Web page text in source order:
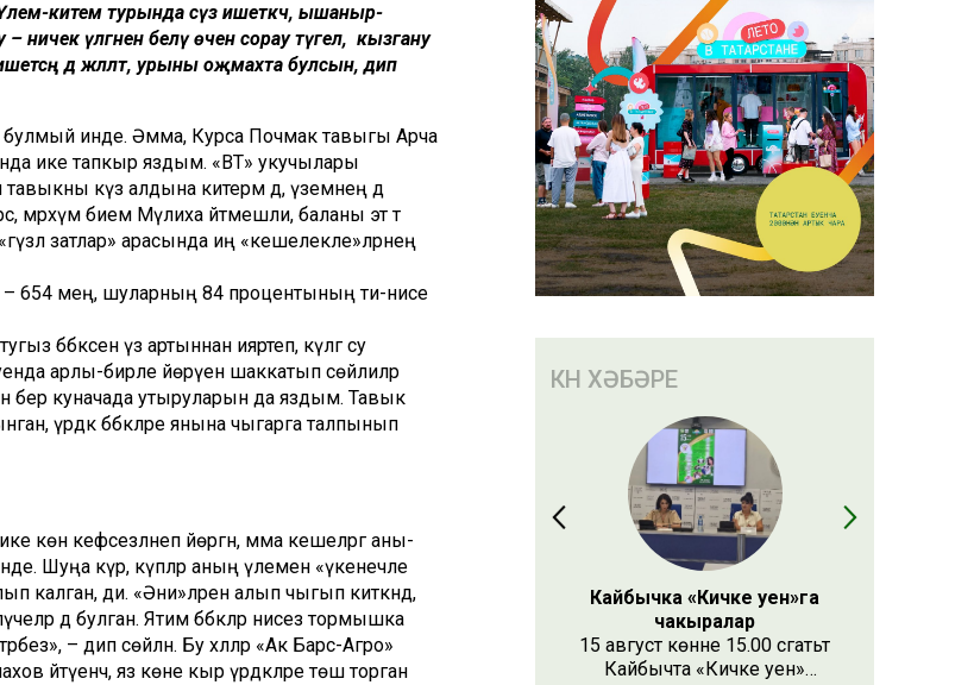
Үлем-китем турында сүз ишеткәч, ышаныр-
үлгәнен белү өчен сорау түгел, ә кызгану
дә жәлләтә, урыны оҗмахта булсын, дип
булмый инде. Әмма, Курса Почмак тавыгы Арча
ике тапкыр яздым. «ВТ» укучылары
күз алдына китерәм дә, үземнең дә
мәрхүмә әбием Мәүлиха әйтмешли, баланы эт тә
«гүзәл затлар» арасында иң «кешелекле»ләрнең
– 654 мең, шуларның 84 процентының әти-әнисе
бәбкәсен үз артыннан ияртеп, күлгә су
арлы-бирле йөрүен шаккатып сөйлиләр
бер куначада утыруларын да яздым. Тавык
үрдәк бәбкәләре янына чыгарга талпынып
көн кәефсезләнеп йөргән, әмма кешеләргә аны-
Шуңа күрә, күпләр аның үлемен «үкенечле
калган, ди. «Әни»ләрен алып чыгып киткәндә,
дә булган. Ятим бәбкәләр әнисез тормышка
– дип сөйләнә. Бу хәлләр «Ак Барс-Агро»
әйтүенчә, яз көне кыр үрдәкләре төшә торган
КӨН ХӘБӘРЕ
Кайбычка «Кичке уен»га
чакыралар
15 август көнне 15.00 сәгатьтә
Кайбычта «Кичке уен»